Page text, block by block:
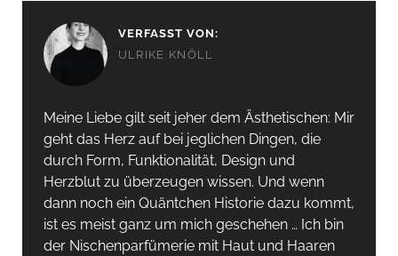
VERFASST VON:
ULRIKE KNÖLL
Meine Liebe gilt seit jeher dem Ästhetischen: Mir
geht das Herz auf bei jeglichen Dingen, die
durch Form, Funktionalität, Design und
Herzblut zu überzeugen wissen. Und wenn
dann noch ein Quäntchen Historie dazu kommt,
ist es meist ganz um mich geschehen … Ich bin
der Nischenparfümerie mit Haut und Haaren